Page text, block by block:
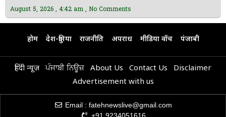
August 5, 2026 4:42 am No Comments
होम देश-दुनिया राजनीति अपराध मीडिया वॉच पंजाबी
हिंदी न्यूज़ ਪੰਜਾਬੀ ਨਿਊਜ਼ About Us Contact Us
Disclaimer
Advertisement with us
Email : fatehnewslive@gmail.com
+91 9234051616